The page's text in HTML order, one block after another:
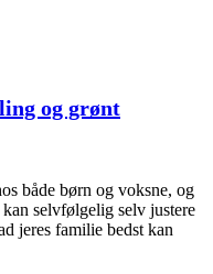
og grønt
både børn og voksne, og
selvfølgelig selv justere
jeres familie bedst kan